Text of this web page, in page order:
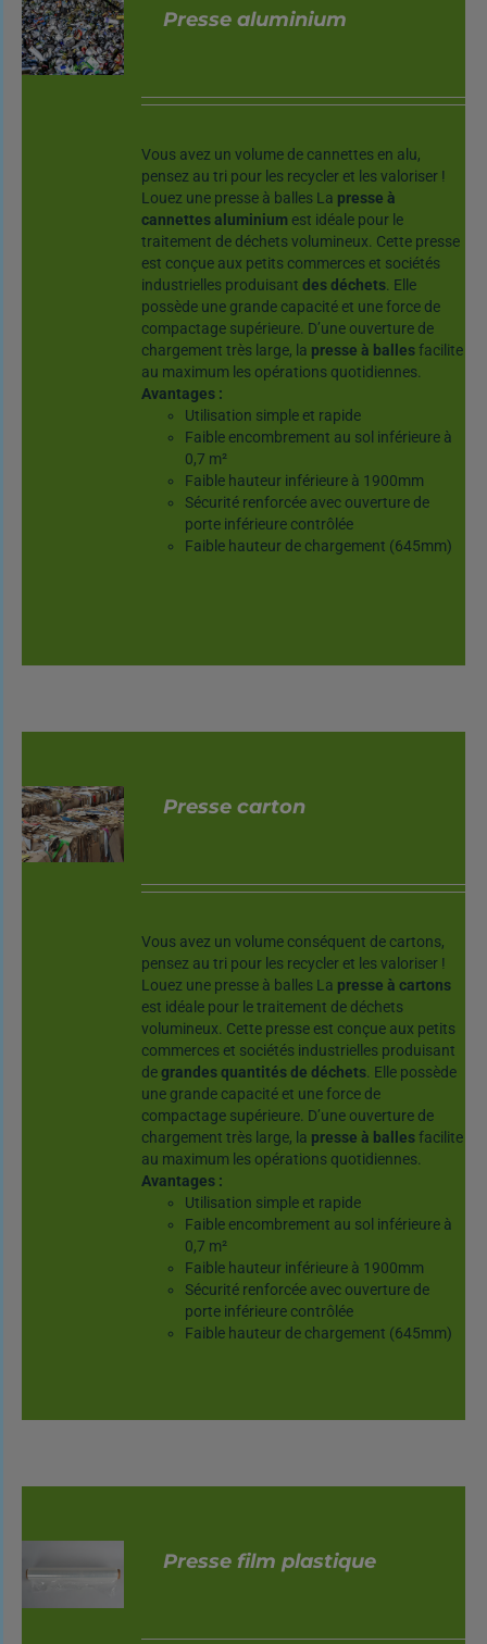
Presse aluminium
Vous avez un volume de cannettes en alu,
pensez au tri pour les recycler et les valoriser !
Louez une presse à balles La presse à
cannettes aluminium est idéale pour le
traitement de déchets volumineux. Cette presse
est conçue aux petits commerces et sociétés
industrielles produisantdes déchets . Elle
possède une grande capacité et une force de
compactage supérieure. D’une ouverture de
chargement très large, la presse à ballesfacilite
au maximum les opérations quotidiennes.
Avantages :
Utilisation simple et rapide
Faible encombrement au sol inférieure à
0,7 m²
Faible hauteur inférieure à 1900mm
Sécurité renforcée avec ouverture de
porte inférieure contrôlée
Faible hauteur de chargement (645mm)
Presse carton
Vous avez un volume conséquent de cartons,
pensez au tri pour les recycler et les valoriser !
Louez une presse à balles La presse à cartons
est idéale pour le traitement de déchets
volumineux. Cette presse est conçue aux petits
commerces et sociétés industrielles produisant
degrandes quantités de déchets . Elle possède
une grande capacité et une force de
compactage supérieure. D’une ouverture de
chargement très large, la presse à ballesfacilite
au maximum les opérations quotidiennes.
Avantages :
Utilisation simple et rapide
Faible encombrement au sol inférieure à
0,7 m²
Faible hauteur inférieure à 1900mm
Sécurité renforcée avec ouverture de
porte inférieure contrôlée
Faible hauteur de chargement (645mm)
Presse film plastique